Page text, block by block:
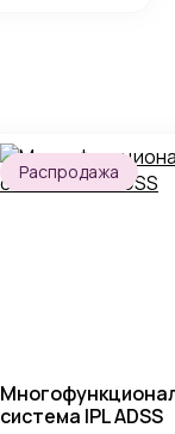
Распродажа
система IPL ADSS